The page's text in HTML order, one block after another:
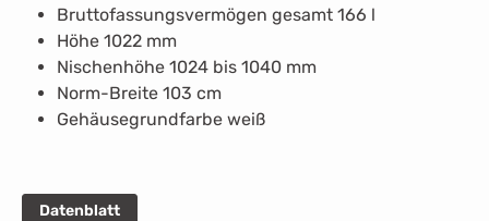
Bruttofassungsvermögen gesamt 166 l
Höhe 1022 mm
Nischenhöhe 1024 bis 1040 mm
Norm-Breite 103 cm
Gehäusegrundfarbe weiß
Datenblatt